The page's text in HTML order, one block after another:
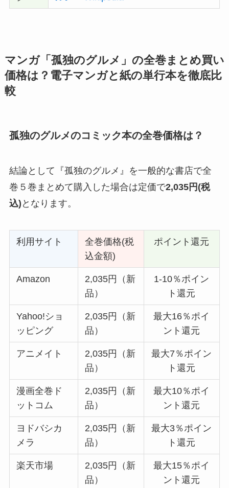
マンガ「孤独のグルメ」の全巻まとめ買い
価格は？電子マンガと紙の単行本を徹底比
較
孤独のグルメのコミック本の全巻価格は？
結論として『孤独のグルメ』を一般的な書店で全
巻５巻まとめて購入した場合は定価で2,035円(税
込) となります。
利用サイト
全巻価格(税
込金額)
ポイント還元
Amazon
2,035円（新
品）
1-10％ポイン
ト還元
Yahoo!ショ
ッピング
2,035円（新
品）
最大16％ポイ
ント還元
アニメイト
2,035円（新
品）
最大7％ポイン
ト還元
漫画全巻ド
ットコム
2,035円（新
品）
最大10％ポイ
ント還元
ヨドバシカ
メラ
2,035円（新
品）
最大3％ポイン
ト還元
楽天市場
2,035円（新
品）
最大15％ポイ
ント還元